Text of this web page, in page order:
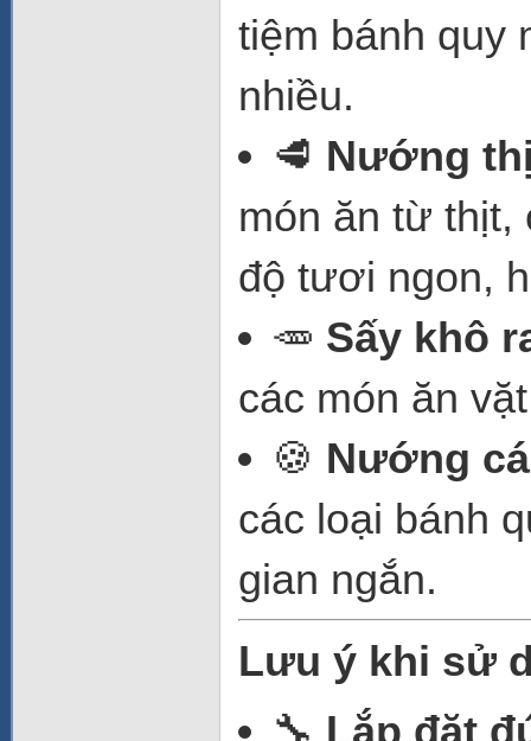
tiệm bánh quy
nhiều.
🥩 Nướng
món ăn từ thịt,
độ tươi ngon,
🥕 Sấy khô
các món ăn
🍪 Nướng
các loại bánh
gian ngắn.
Lưu ý khi sử
🔧 Lắp đặt